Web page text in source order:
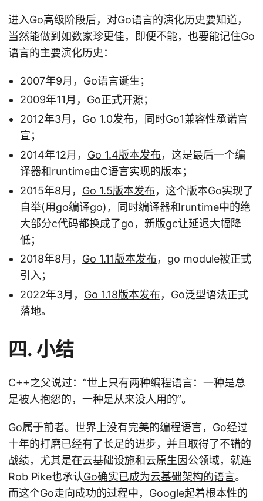
进入Go高级阶段后，对Go语言的演化历史要知道，
当然能做到如数家珍更佳，即便不能，也要能记住Go
语言的主要演化历史：
2007年9月，Go语言诞生；
2009年11月，Go正式开源；
2012年3月，Go 1.0发布，同时Go1兼容性承诺官
宣；
2014年12月， Go 1.4版本发布，这是最后一个编
译器和runtime由C语言实现的版本；
2015年8月， Go 1.5版本发布，这个版本Go实现了
自举(用go编译go)，同时编译器和runtime中的绝
大部分c代码都换成了go，新版gc让延迟大幅降
低；
2018年8月， Go 1.11版本发布，go module被正式
引入；
2022年3月， Go 1.18版本发布，Go泛型语法正式
落地。
四. 小结
C++之父说过：“世上只有两种编程语言：一种是总
是被人抱怨的，一种是从来没人用的”。
Go属于前者。世界上没有完美的编程语言，Go经过
十年的打磨已经有了长足的进步，并且取得了不错的
战绩，尤其是在云基础设施和云原生因公领域，就连
Rob Pike也承认Go确实已成为云基础架构的语言。
而这个Go走向成功的过程中，Google起着根本性的